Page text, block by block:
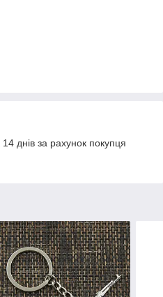
днів за рахунок покупця